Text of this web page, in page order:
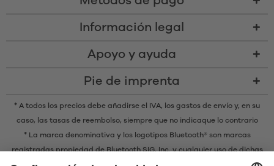
Información legal
Apoyo y ayuda
Pie de imprenta
* A todos los precios debe añadirse el IVA, los gastos de envío y, en su
caso, las tasas de reembolso, siempre que no indicaque lo contrario
* La marca denominativa y los logotipos Bluetooth® son marcas
registradas propiedad de Bluetooth SIG, Inc. y cualquier uso de dichas
marcas por parte de EIS GmbH se realiza bajo licencia.